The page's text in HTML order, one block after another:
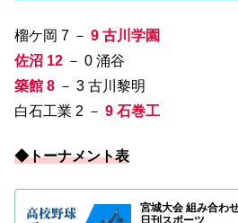
榴ケ岡 7 － 9 古川学園
佐沼 12 － 0 涌谷
築館 8 － 3 古川黎明
白石工業 2 － 9 石巻工
◆トーナメント表
宮城大会 組み合わ
日刊スポーツ